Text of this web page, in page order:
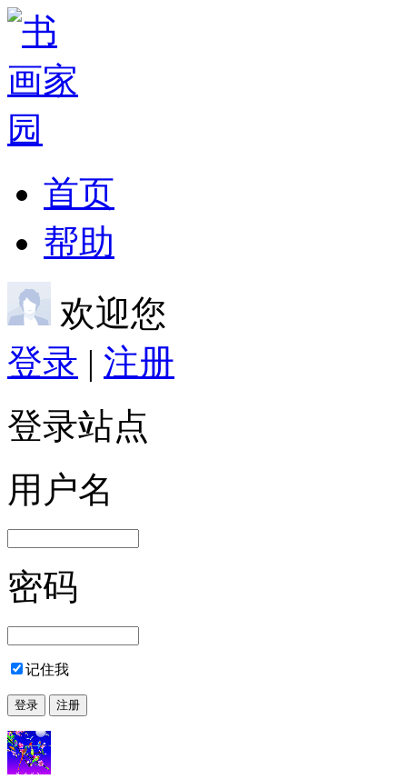
首页
帮助
欢迎您
登录 | 注册
登录站点
用户名
密码
记住我